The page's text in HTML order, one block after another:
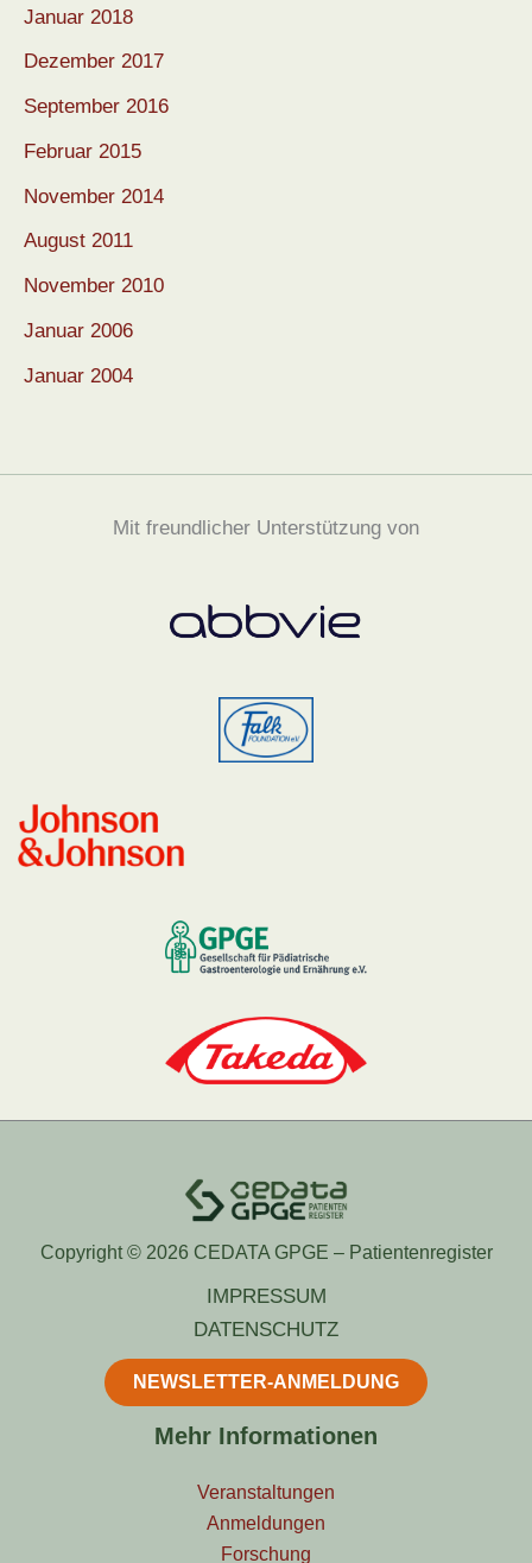
Januar 2018
Dezember 2017
September 2016
Februar 2015
November 2014
August 2011
November 2010
Januar 2006
Januar 2004
Mit freundlicher Unterstützung von
Copyright © 2026 CEDATA GPGE – Patientenregister
IMPRESSUM
DATENSCHUTZ
NEWSLETTER-ANMELDUNG
Mehr Informationen
Veranstaltungen
Anmeldungen
Forschung